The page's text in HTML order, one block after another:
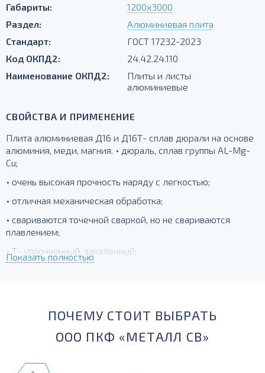
Габариты:
1200х3000
Раздел:
Алюминиевая плита
Стандарт:
ГОСТ 17232-2023
Код ОКПД2:
24.42.24.110
Наименование ОКПД2:
Плиты и листы
алюминиевые
СВОЙСТВА И ПРИМЕНЕНИЕ
Плита алюминиевая Д16 и Д16Т- сплав дюрали на основе
алюминия, меди, магния. • дюраль, сплав группы AL-Mg-
Cu;
• очень высокая прочность наряду с легкостью;
• отличная механическая обработка;
• свариваются точечной сваркой, но не свариваются
плавлением;
• Т- упрочненный, закаленный;
Показать полностью
ПОЧЕМУ СТОИТ ВЫБРАТЬ
ООО ПКФ «МЕТАЛЛ СВ»